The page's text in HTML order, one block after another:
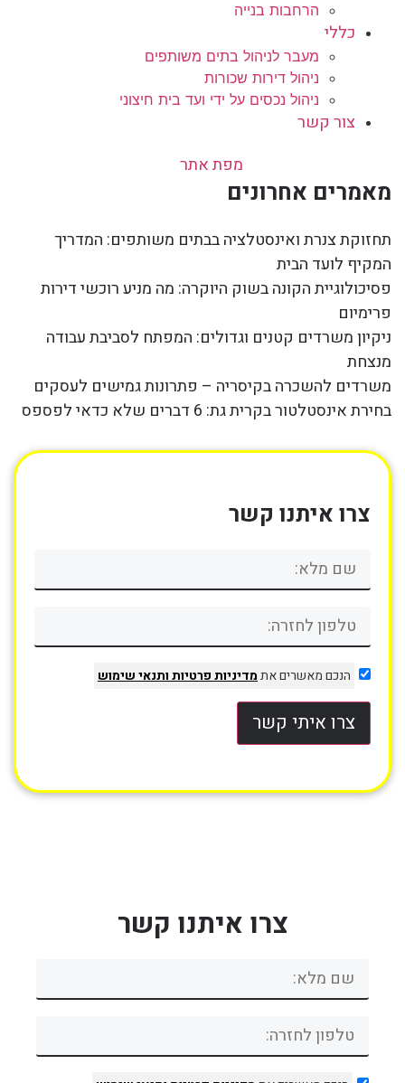
הרחבות בנייה
כללי
מעבר לניהול בתים משותפים
ניהול דירות שכורות
ניהול נכסים על ידי ועד בית חיצוני
צור קשר
מפת אתר
מאמרים אחרונים
תחזוקת צנרת ואינסטלציה בבתים משותפים: המדריך
המקיף לועד הבית
פסיכולוגיית הקונה בשוק היוקרה: מה מניע רוכשי דירות
פרימיום
ניקיון משרדים קטנים וגדולים: המפתח לסביבת עבודה
מנצחת
משרדים להשכרה בקיסריה – פתרונות גמישים לעסקים
בחירת אינסטלטור בקרית גת: 6 דברים שלא כדאי לפספס
צרו איתנו קשר
הנכם מאשרים אתמדיניות פרטיותותנאי שימוש
צרו איתי קשר
צרו איתנו קשר